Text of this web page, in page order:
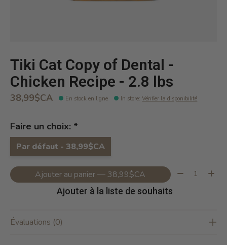
Tiki Cat Copy of Dental -
Chicken Recipe - 2.8 lbs
38,99$CA En stock en ligne In store:Vérifier la disponibilité
Faire un choix: *
Par défaut - 38,99$CA
Ajouter au panier — 38,99$CA Quantité:
Ajouter à la liste de souhaits
Évaluations (0)